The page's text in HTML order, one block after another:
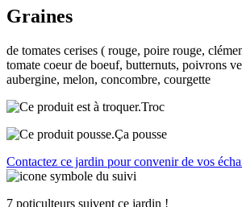
Graines
de tomates cerises ( rouge, poire rouge,
tomate coeur de boeuf, butternuts, poivrons
aubergine, melon, concombre, courgette
Troc
Ça pousse
Contactez ce jardin pour convenir de vos
7 poticulteurs suivent ce jardin !